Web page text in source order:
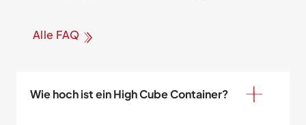
Alle FAQ
Wie hoch ist ein High Cube Container?